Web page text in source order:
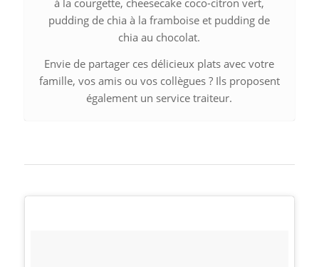
pudding de chia à la framboise et pudding de
chia au chocolat.
Envie de partager ces délicieux plats avec votre
famille, vos amis ou vos collègues ? Ils proposent
également un service traiteur.